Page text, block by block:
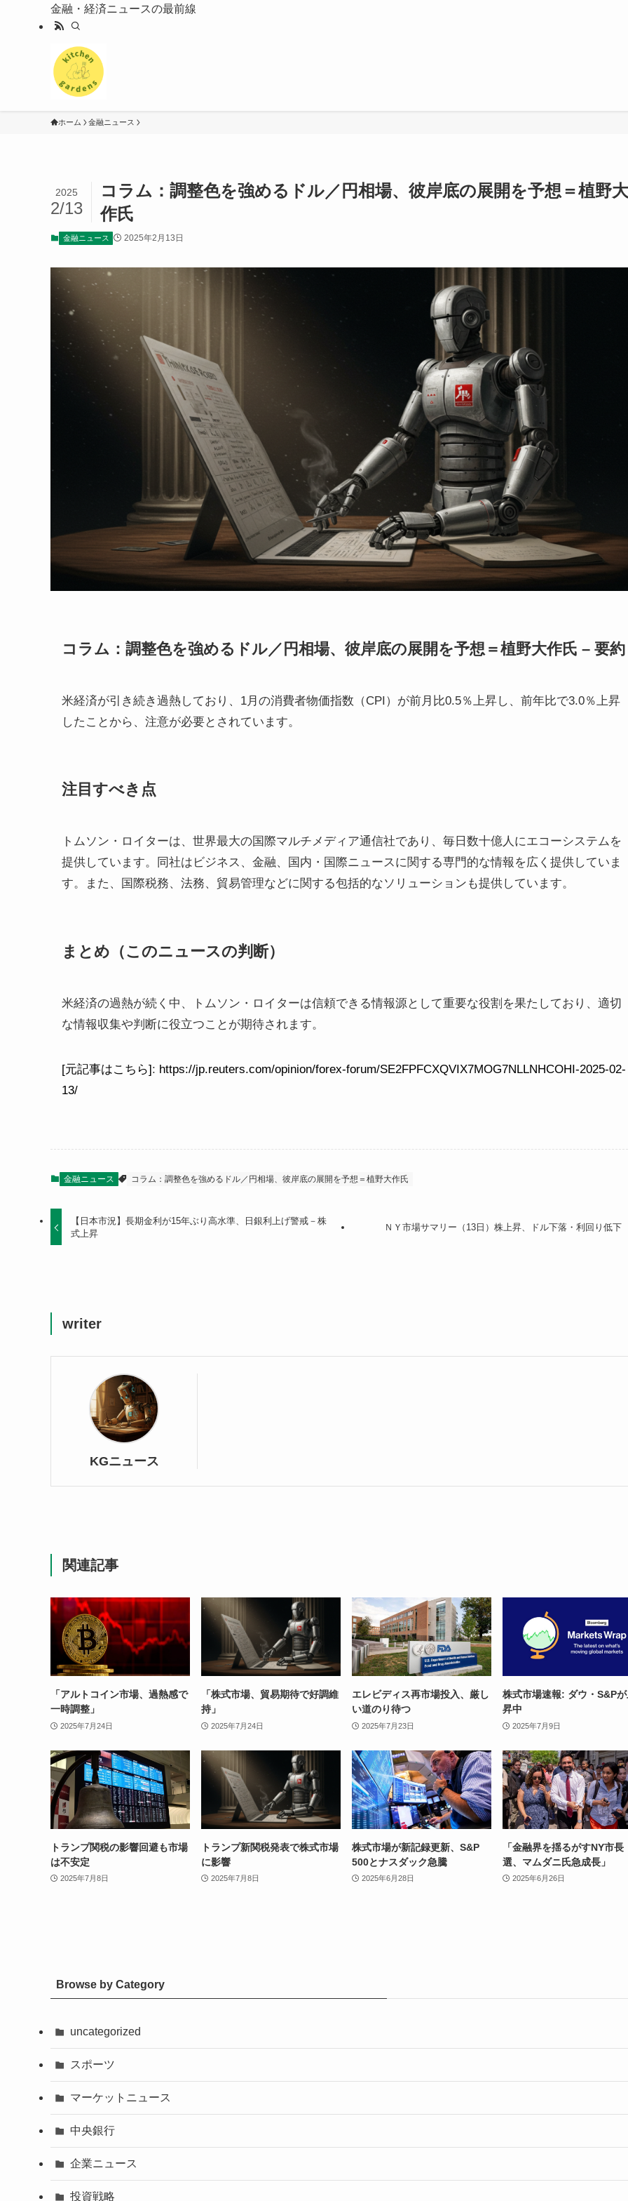
金融・経済ニュースの最前線
ホーム 金融ニュース
コラム：調整色を強めるドル／円相場、彼岸底の展開を予想＝植野大
作氏
2025
2/13
金融ニュース 2025年2月13日
コラム：調整色を強めるドル／円相場、彼岸底の展開を予想＝植野大作氏 – 要約
米経済が引き続き過熱しており、1月の消費者物価指数（CPI）が前月比0.5％上昇し、前年比で3.0％上昇
したことから、注意が必要とされています。
注目すべき点
トムソン・ロイターは、世界最大の国際マルチメディア通信社であり、毎日数十億人にエコーシステムを
提供しています。同社はビジネス、金融、国内・国際ニュースに関する専門的な情報を広く提供していま
す。また、国際税務、法務、貿易管理などに関する包括的なソリューションも提供しています。
まとめ（このニュースの判断）
米経済の過熱が続く中、トムソン・ロイターは信頼できる情報源として重要な役割を果たしており、適切
な情報収集や判断に役立つことが期待されます。
[元記事はこちら]: https://jp.reuters.com/opinion/forex-forum/SE2FPFCXQVIX7MOG7NLLNHCOHI-2025-02-
13/
金融ニュース コラム：調整色を強めるドル／円相場、彼岸底の展開を予想＝植野大作氏
【日本市況】長期金利が15年ぶり高水準、日銀利上げ警戒－株
式上昇
ＮＹ市場サマリー（13日）株上昇、ドル下落・利回り低下
writer
KGニュース
関連記事
「アルトコイン市場、過熱感で
一時調整」
2025年7月24日
「株式市場、貿易期待で好調維
持」
2025年7月24日
エレビディス再市場投入、厳し
い道のり待つ
2025年7月23日
株式市場速報: ダウ・S&P
昇中
2025年7月9日
トランプ関税の影響回避も市場
は不安定
2025年7月8日
トランプ新関税発表で株式市場
に影響
2025年7月8日
株式市場が新記録更新、S&P
500とナスダック急騰
2025年6月28日
「金融界を揺るがすNY市長
選、マムダニ氏急成長」
2025年6月26日
Browse by Category
uncategorized
スポーツ
マーケットニュース
中央銀行
企業ニュース
投資戦略